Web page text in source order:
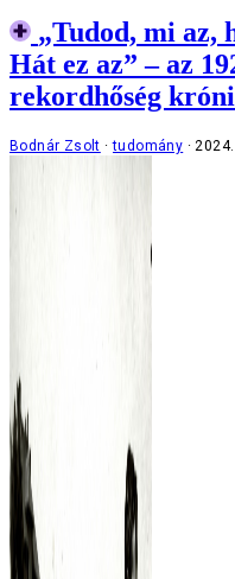
„Tudod, mi az,
Hát ez az” – az
rekordhőség
Bodnár Zsolt tudomány